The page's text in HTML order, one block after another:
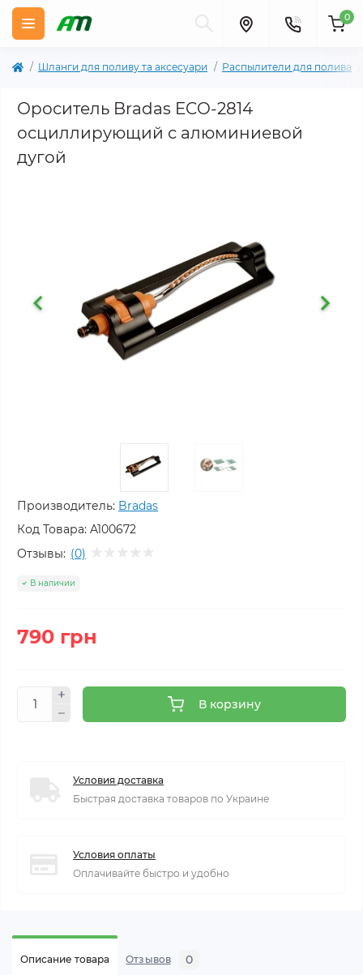
0
Шланги для поливу та аксесуари Распылители для полива
Ороситель Bradas ECO-2814
осциллирующий с алюминиевой
дугой
Производитель: Bradas
Код Товара: A100672
Отзывы: (0)
В наличии
790 грн
В корзину
Условия доставка
Быстрая доставка товаров по Украине
Условия оплаты
Оплачивайте быстро и удобно
Описание товара Отзывов 0